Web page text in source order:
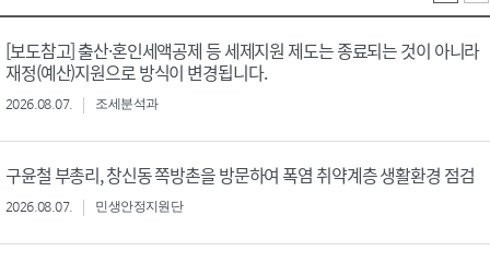
[보도참고] 출산·혼인세액공제 등 세제지원 제도는 종료되는 것이 아니라
재정(예산)지원으로 방식이 변경됩니다.
2026.08.07. 조세분석과
구윤철 부총리, 창신동 쪽방촌을 방문하여 폭염 취약계층 생활환경 점검
2026.08.07. 민생안정지원단